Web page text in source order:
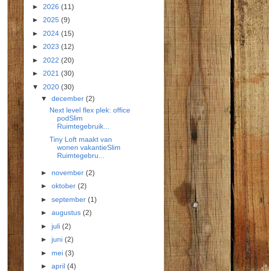
► 2026 (11)
► 2025 (9)
► 2024 (15)
► 2023 (12)
► 2022 (20)
► 2021 (30)
▼ 2020 (30)
▼ december (2)
Next level flex plek: office
podSlim
Ruimtegebruik...
Tiny Loft maakt van
wonen vakantieSlim
Ruimtegebru...
► november (2)
► oktober (2)
► september (1)
► augustus (2)
► juli (2)
► juni (2)
► mei (3)
► april (4)